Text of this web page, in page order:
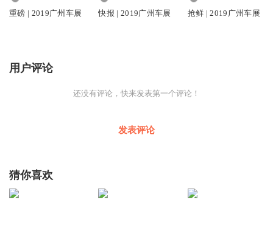
重磅 | 2019广州车展 快报 | 2019广州车展 抢鲜 | 2019广州车展
用户评论
还没有评论，快来发表第一个评论！
发表评论
猜你喜欢